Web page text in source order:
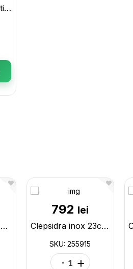
Clepsidra lemn+sticla 5min (713) CM713
Clepsidra lemn (5min) bej 243357
792 lei
Clepsidra inox 23cm 255915
SKU: 255915
- +